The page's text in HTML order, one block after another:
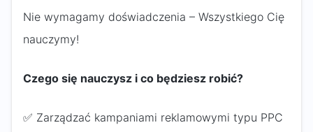
Nie wymagamy doświadczenia – Wszystkiego Cię
nauczymy!
Czego się nauczysz i co będziesz robić?
✅ Zarządzać kampaniami reklamowymi typu PPC